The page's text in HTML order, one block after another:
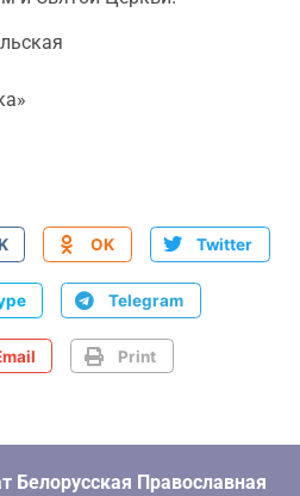
OK Twitter
Telegram
Print
Белорусская Православная